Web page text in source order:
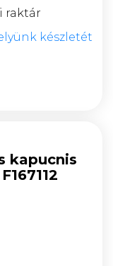
raktár
készletét
kapucnis